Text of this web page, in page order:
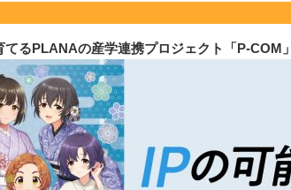
るPLANAの産学連携プロジェクト「P-COM